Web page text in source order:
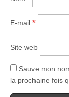
E-mail *
Site web
Sauve mon
la prochaine fois